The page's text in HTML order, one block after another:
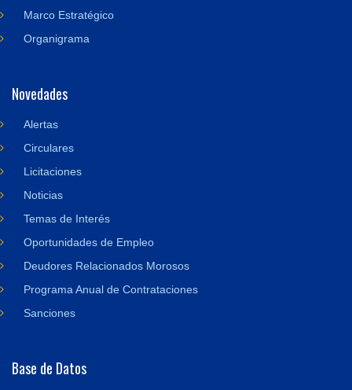
Marco Estratégico
Organigrama
Novedades
Alertas
Circulares
Licitaciones
Noticias
Temas de Interés
Oportunidades de Empleo
Deudores Relacionados Morosos
Programa Anual de Contrataciones
Sanciones
Base de Datos